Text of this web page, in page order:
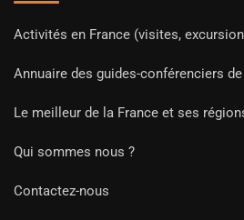
Activités en France (visites,
Annuaire des guides-conférenciers
Le meilleur de la France et ses
Qui sommes nous ?
Contactez-nous